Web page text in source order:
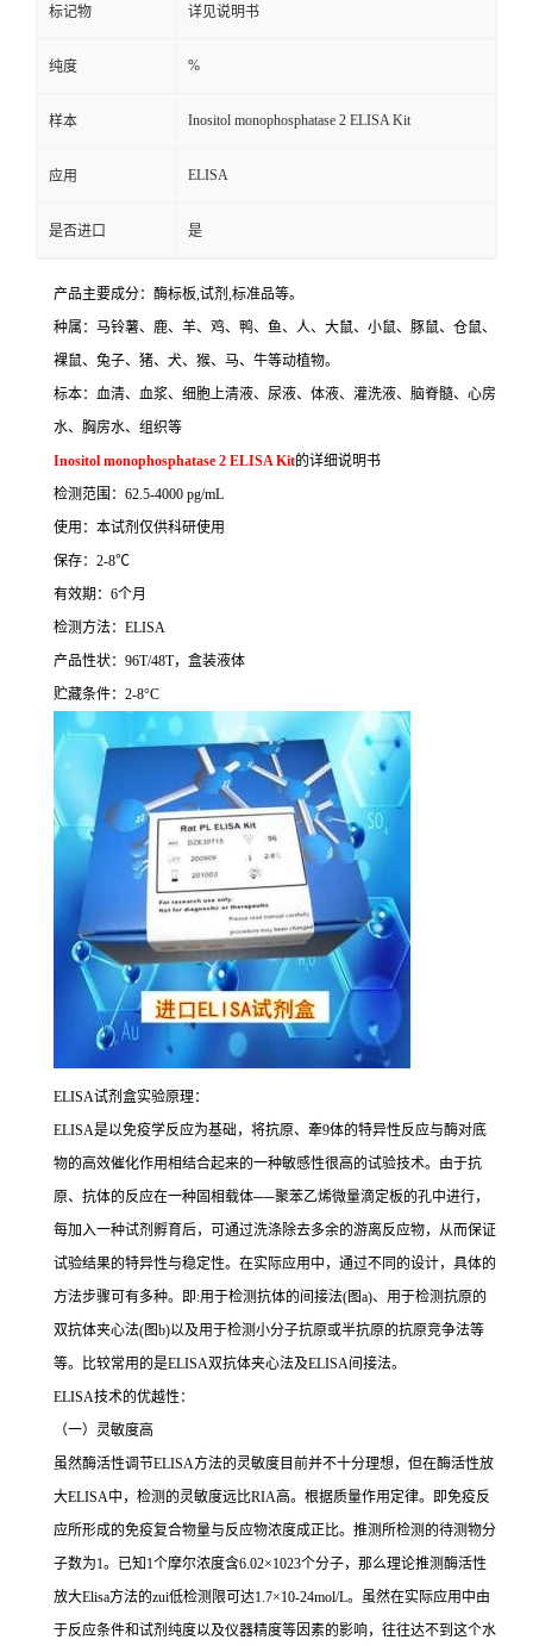
标记物 详见说明书
纯度 %
样本 Inositol monophosphatase 2 ELISA Kit
应用 ELISA
是否进口 是
产品主要成分：酶标板,试剂 ,标准品等。
种属：马铃薯、鹿、羊、鸡、鸭、鱼、人、大鼠、小鼠、豚鼠、仓鼠、
裸鼠、兔子、猪、犬、猴、马、牛等动植物。
标本：血清、血浆、细胞上清液、尿液、体液、灌洗液、脑脊髓、心房
水、胸房水、组织等
Inositol monophosphatase 2 ELISA Kit的详细说明书
检测范围： 62.5-4000 pg/mL
使用：本试剂仅供科研使用
保存： 2-8℃
有效期： 6个月
检测方法： ELISA
产品性状： 96T/48T，盒装液体
贮藏条件： 2-8°C
ELISA试剂盒实验原理：
ELISA是以免疫学反应为基础，将抗原、牽9体的特异性反应与酶对底
物的高效催化作用相结合起来的一种敏感性很高的试验技术。由于抗
原、抗体的反应在一种固相载体──聚苯乙烯微量滴定板的孔中进行，
每加入一种试剂孵育后，可通过洗涤除去多余的游离反应物，从而保证
试验结果的特异性与稳定性。在实际应用中，通过不同的设计，具体的
方法步骤可有多种。即:用于检测抗体的间接法(图a)、用于检测抗原的
双抗体夹心法(图b)以及用于检测小分子抗原或半抗原的抗原竞争法等
等。比较常用的是ELISA双抗体夹心法及ELISA间接法。
ELISA技术的优越性：
（一）灵敏度高
虽然酶活性调节ELISA方法的灵敏度目前并不十分理想，但在酶活性放
大ELISA中，检测的灵敏度远比RIA高。根据质量作用定律。即免疫反
应所形成的免疫复合物量与反应物浓度成正比。推测所检测的待测物分
子数为1。已知 1个摩尔浓度含6.02×1023个分子，那么理论推测酶活性
放大Elisa方法的zui低检测限可达1.7×10-24mol/L。虽然在实际应用中由
于反应条件和试剂纯度以及仪器精度等因素的影响，往往达不到这个水